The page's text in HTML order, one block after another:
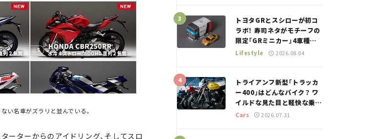
い名車がズラリと並んでいる。
ーターからのアイドリング、そしてスロ
トヨタGRとスシローが初コ
ラボ！ 寿司ネタがモチーフの
限定「GRミニカー」4車種が
登場。入手方法は？【クルマ
Lifestyle 2026.08.04
トライアンフ新型「トラッカ
ー400」はどんなバイク？ ワ
イルドな見た目と軽快な乗り
味を両立した400ccフラット
Cars 2026.07.31